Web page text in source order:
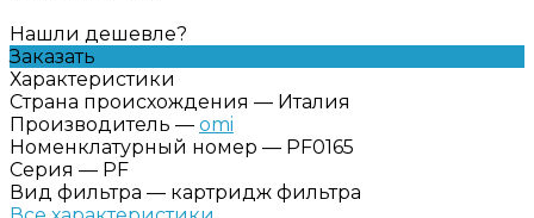
Нашли дешевле?
Заказать
Характеристики
Страна происхождения — Италия
Производитель — omi
Номенклатурный номер — PF0165
Серия — PF
Вид фильтра — картридж фильтра